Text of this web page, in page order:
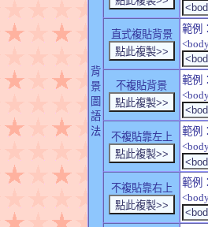
背
景
圖
語
法
直式複貼背景
範例：
不複貼背景
範例：
不複貼靠左上
範例：
不複貼靠右上
範例：